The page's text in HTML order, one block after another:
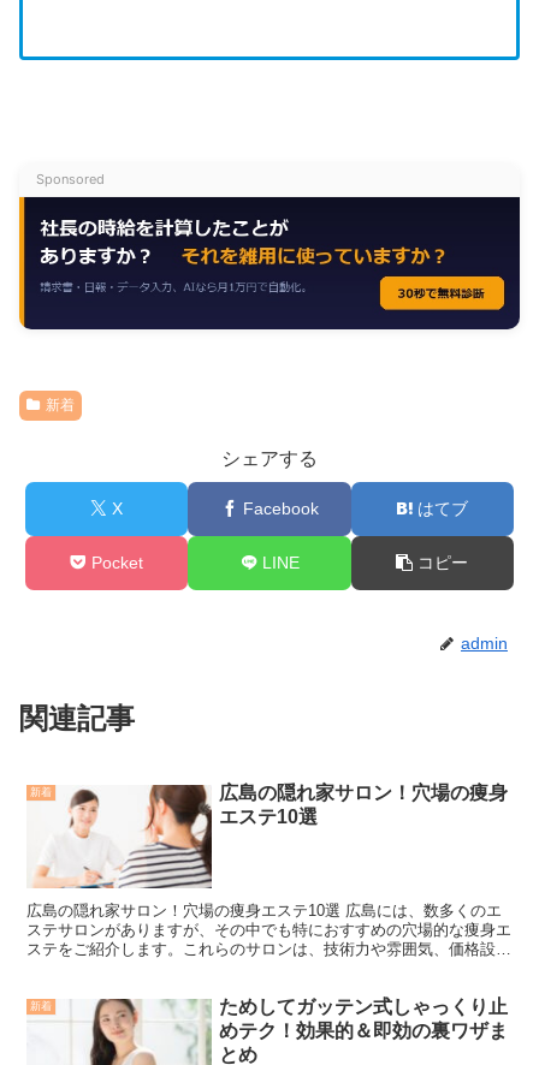
Sponsored
新着
シェアする
X Facebook はてブ
Pocket LINE コピー
admin
関連記事
新着
広島の隠れ家サロン！穴場の痩身
エステ10選
広島の隠れ家サロン！穴場の痩身エステ10選 広島には、数多くのエ
ステサロンがありますが、その中でも特におすすめの穴場的な痩身エ
ステをご紹介します。これらのサロンは、技術力や雰囲気、価格設定
新着
ためしてガッテン式しゃっくり止
めテク！効果的＆即効の裏ワザま
とめ